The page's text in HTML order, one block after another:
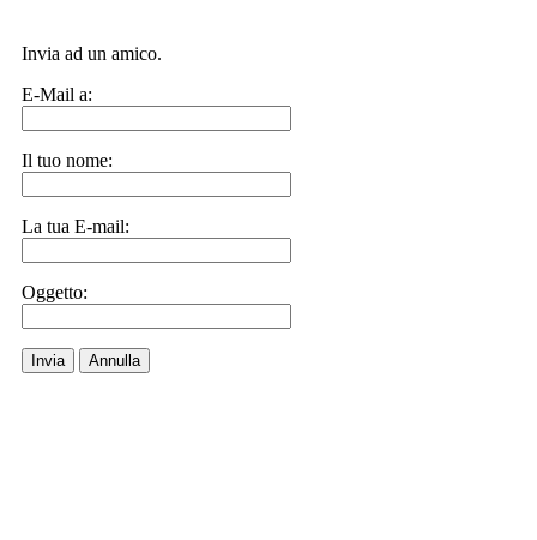
Invia ad un amico.
E-Mail a:
Il tuo nome:
La tua E-mail:
Oggetto:
Invia Annulla